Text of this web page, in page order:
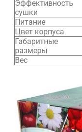
Эффективность
сушки
Питание
Цвет корпуса
Габаритные
размеры
Вес